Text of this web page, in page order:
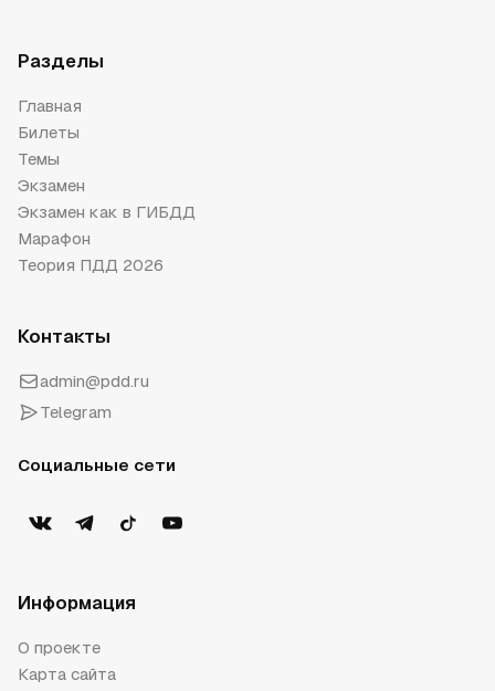
Разделы
Главная
Билеты
Темы
Экзамен
Экзамен как в ГИБДД
Марафон
Теория ПДД 2026
Контакты
admin@pdd.ru
Telegram
Социальные сети
Информация
О проекте
Карта сайта